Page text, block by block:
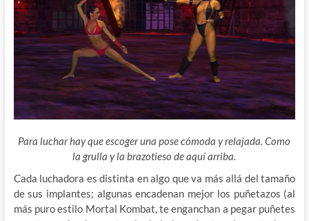
Para luchar hay que escoger una pose cómoda y relajada. Como
la grulla y la brazotieso de aquí arriba.
Cada luchadora es distinta en algo que va más allá del tamaño
de sus implantes; algunas encadenan mejor los puñetazos (al
más puro estilo Mortal Kombat, te enganchan a pegar puñetes